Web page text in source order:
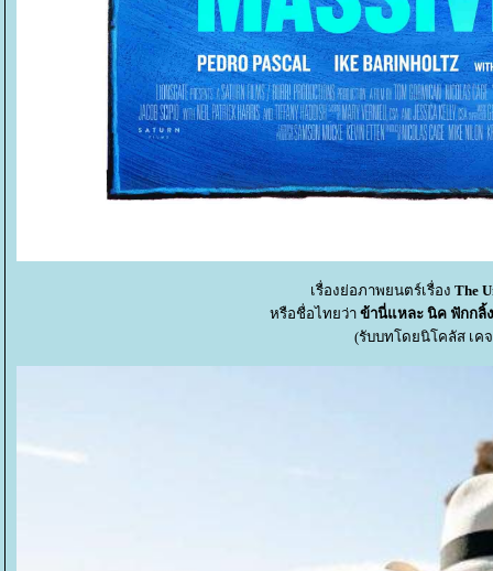
เรื่องย่อภาพยนตร์เรื่อง The
หรือชื่อไทยว่า ข้านี่แหละ นิค ฟักกลิ้
(รับบทโดยนิโคลัส เค